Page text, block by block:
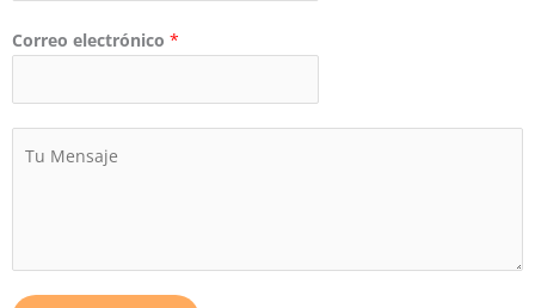
Correo electrónico *